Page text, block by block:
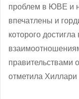
проблем в ЮВЕ и
впечатлены и
которого
правительствами
отметила Хиллари